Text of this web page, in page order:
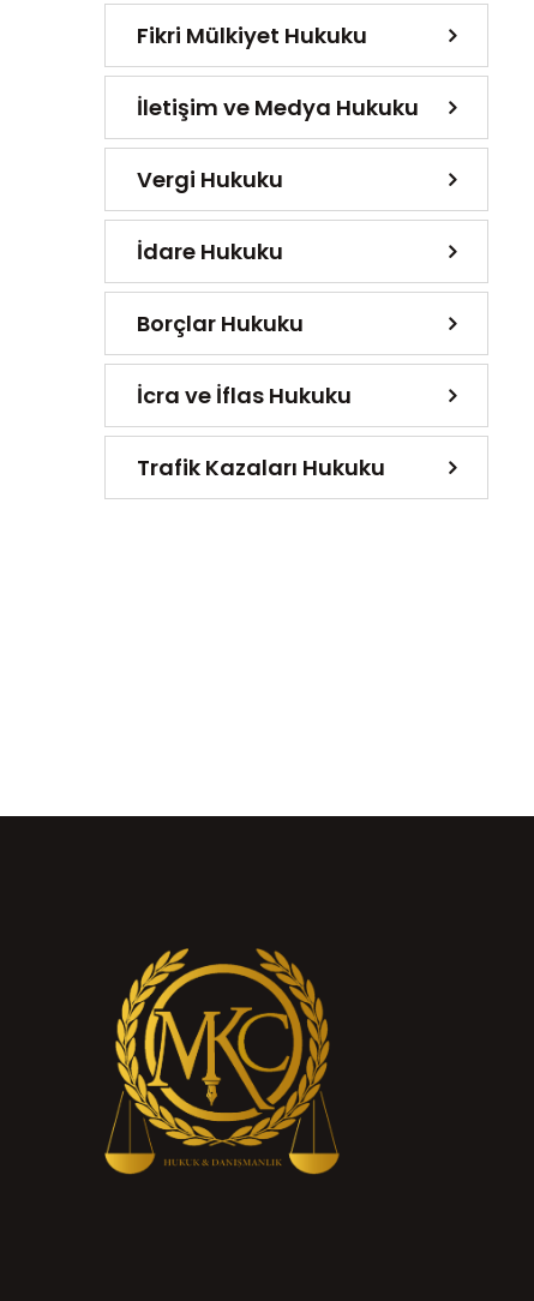
Fikri Mülkiyet Hukuku
İletişim ve Medya Hukuku
Vergi Hukuku
İdare Hukuku
Borçlar Hukuku
İcra ve İflas Hukuku
Trafik Kazaları Hukuku